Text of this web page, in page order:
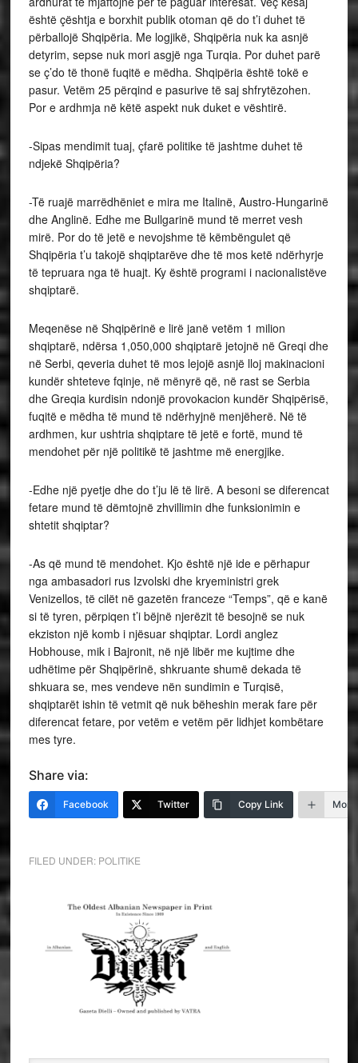
është çështja e borxhit publik otoman që do t’i duhet të
përballojë Shqipëria. Me logjikë, Shqipëria nuk ka asnjë
detyrim, sepse nuk mori asgjë nga Turqia. Por duhet parë
se ç’do të thonë fuqitë e mëdha. Shqipëria është tokë e
pasur. Vetëm 25 përqind e pasurive të saj shfrytëzohen.
Por e ardhmja në këtë aspekt nuk duket e vështirë.
-Sipas mendimit tuaj, çfarë politike të jashtme duhet të
ndjekë Shqipëria?
-Të ruajë marrëdhëniet e mira me Italinë, Austro-Hungarinë
dhe Anglinë. Edhe me Bullgarinë mund të merret vesh
mirë. Por do të jetë e nevojshme të këmbëngulet që
Shqipëria t’u takojë shqiptarëve dhe të mos ketë ndërhyrje
të tepruara nga të huajt. Ky është programi i nacionalistëve
shqiptarë.
Meqenëse në Shqipërinë e lirë janë vetëm 1 milion
shqiptarë, ndërsa 1,050,000 shqiptarë jetojnë në Greqi dhe
në Serbi, qeveria duhet të mos lejojë asnjë lloj makinacioni
kundër shteteve fqinje, në mënyrë që, në rast se Serbia
dhe Greqia kurdisin ndonjë provokacion kundër Shqipërisë,
fuqitë e mëdha të mund të ndërhyjnë menjëherë. Në të
ardhmen, kur ushtria shqiptare të jetë e fortë, mund të
mendohet për një politikë të jashtme më energjike.
-Edhe një pyetje dhe do t’ju lë të lirë. A besoni se diferencat
fetare mund të dëmtojnë zhvillimin dhe funksionimin e
shtetit shqiptar?
-As që mund të mendohet. Kjo është një ide e përhapur
nga ambasadori rus Izvolski dhe kryeministri grek
Venizellos, të cilët në gazetën franceze “Temps”, që e kanë
si të tyren, përpiqen t’i bëjnë njerëzit të besojnë se nuk
ekziston një komb i njësuar shqiptar. Lordi anglez
Hobhouse, mik i Bajronit, në një libër me kujtime dhe
udhëtime për Shqipërinë, shkruante shumë dekada të
shkuara se, mes vendeve nën sundimin e Turqisë,
shqiptarët ishin të vetmit që nuk bëheshin merak fare për
diferencat fetare, por vetëm e vetëm për lidhjet kombëtare
mes tyre.
Share via:
Facebook Twitter Copy Link More
FILED UNDER: POLITIKE